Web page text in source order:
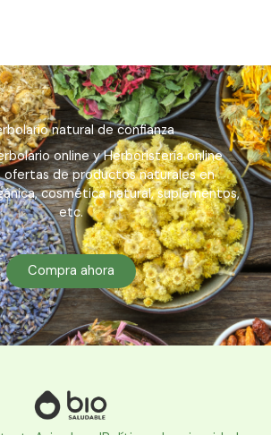
natural de confianza
online y Herboristería online
ofertas de productos naturales en
cosmética natural, suplementos,
etc.
Compra ahora